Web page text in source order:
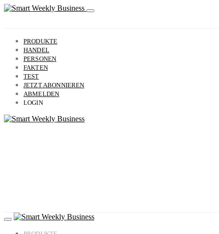
PRODUKTE
HANDEL
PERSONEN
FAKTEN
TEST
JETZT ABONNIEREN
ABMELDEN
LOGIN